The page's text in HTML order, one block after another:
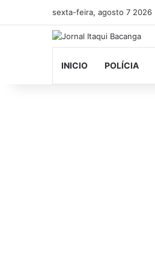
sexta-feira, agosto 7 2026
INICIO POLÍCIA